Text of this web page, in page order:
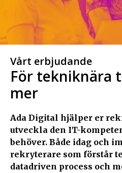
Vårt erbjudande
För tekniknära
mer
Ada Digital hjälper er
utveckla den IT-
behöver. Både idag och
rekryterare som förstår
datadriven process och